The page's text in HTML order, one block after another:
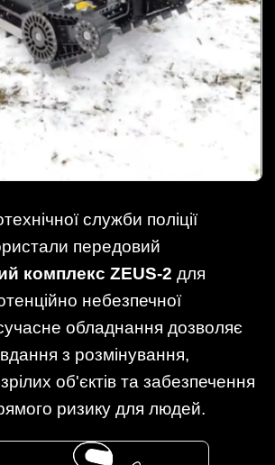
служби поліції
передовий
комплекс ZEUS-2 для
небезпечної
обладнання дозволяє
з розмінування,
об'єктів та забезпечення
ризику для людей.